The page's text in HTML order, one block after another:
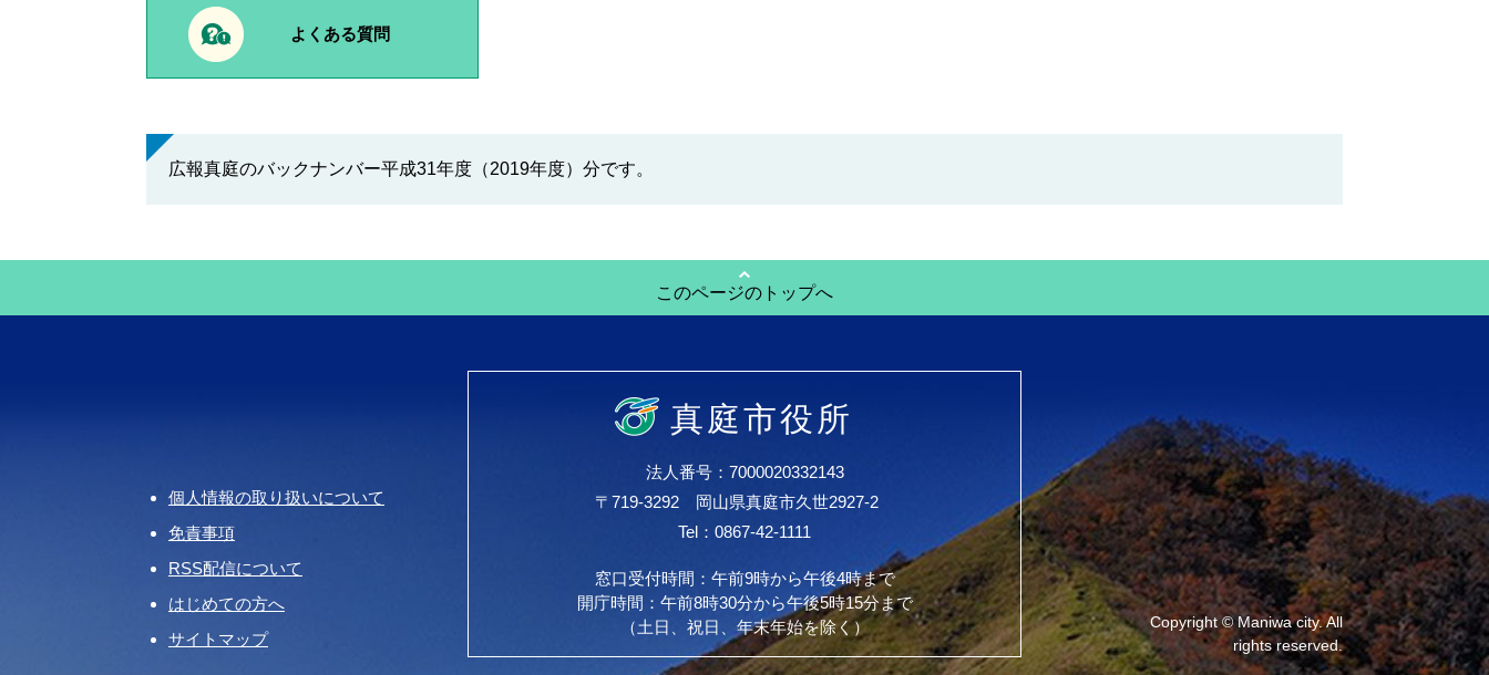
よくある質問
広報真庭のバックナンバー平成31年度（2019年度）分です。
このページのトップへ
個人情報の取り扱いについて
免責事項
RSS配信について
はじめての方へ
サイトマップ
真庭市役所
法人番号：7000020332143
〒719-3292 岡山県真庭市久世2927-2
Tel：0867-42-1111
窓口受付時間：午前9時から午後4時まで
開庁時間：午前8時30分から午後5時15分まで
（土日、祝日、年末年始を除く）
Copyright © Maniwa city. All
rights reserved.